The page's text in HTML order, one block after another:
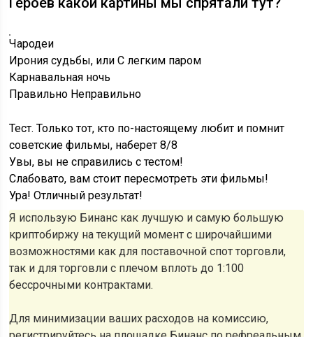
Чародеи
Ирония судьбы, или С легким паром
Карнавальная ночь
Правильно Неправильно
Тест. Только тот, кто по-настоящему любит и помнит
советские фильмы, наберет 8/8
Увы, вы не справились с тестом!
Слабовато, вам стоит пересмотреть эти фильмы!
Ура! Отличный результат!
Я использую Бинанс как лучшую и самую большую
криптобиржу на текущий момент с широчайшими
возможностями как для поставочной спот торговли,
так и для торговли с плечом вплоть до 1:100
бессрочными контрактами.
Для минимизации ваших расходов на комиссию,